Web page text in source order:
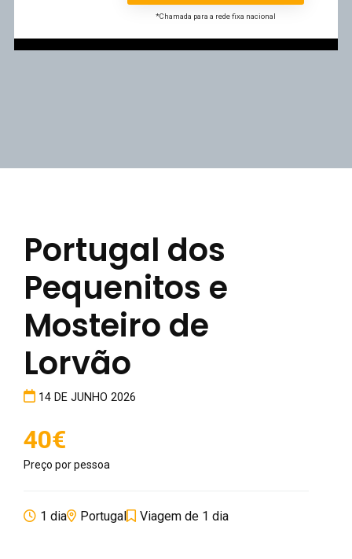
*Chamada para a rede fixa nacional
Portugal dos
Pequenitos e
Mosteiro de
Lorvão
14 DE JUNHO 2026
40€
Preço por pessoa
1 dia Portugal Viagem de 1 dia